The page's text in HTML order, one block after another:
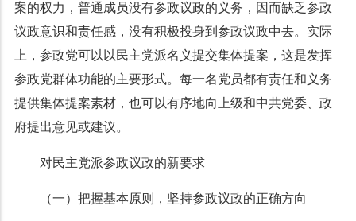
案的权力，普通成员没有参政议政的义务，因而缺乏参政
议政意识和责任感，没有积极投身到参政议政中去。实际
上，参政党可以以民主党派名义提交集体提案，这是发挥
参政党群体功能的主要形式。每一名党员都有责任和义务
提供集体提案素材，也可以有序地向上级和中共党委、政
府提出意见或建议。
对民主党派参政议政的新要求
（一）把握基本原则，坚持参政议政的正确方向